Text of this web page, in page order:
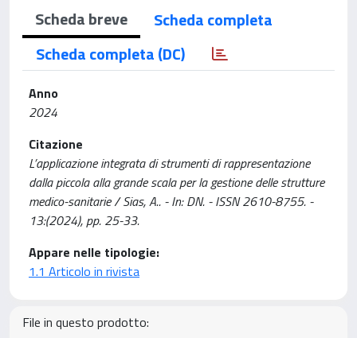
Scheda breve
Scheda completa
Scheda completa (DC)
Anno
2024
Citazione
L’applicazione integrata di strumenti di rappresentazione
dalla piccola alla grande scala per la gestione delle strutture
medico-sanitarie / Sias, A.. - In: DN. - ISSN 2610-8755. -
13:(2024), pp. 25-33.
Appare nelle tipologie:
1.1 Articolo in rivista
File in questo prodotto: